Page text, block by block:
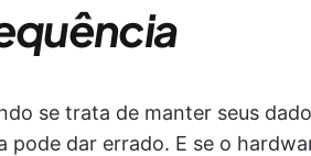
se trata de manter seus
pode dar errado. E se o